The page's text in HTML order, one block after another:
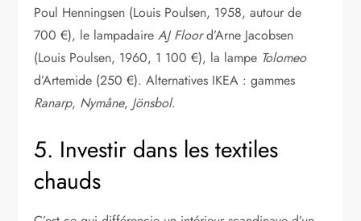
Poul Henningsen (Louis Poulsen, 1958, autour de
700 €), le lampadaireAJ Floord’Arne Jacobsen
(Louis Poulsen, 1960, 1 100 €), la lampe Tolomeo
d’Artemide (250 €). Alternatives IKEA : gammes
Ranarp, Nymåne, Jönsbol.
5. Investir dans les textiles
chauds